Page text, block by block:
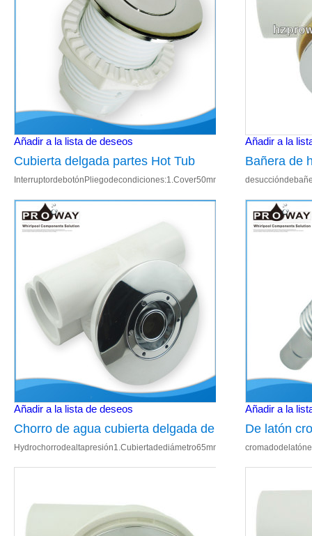
Añadir a la lista de deseos
Cubierta delgada partes Hot Tub
bañera interruptor de botón
Añadir a la
Bañera de
ventosa
Añadir a la lista de deseos
Chorro de agua cubierta delgada de
espesor bañera piezas Hydro
chorro de alta presión
Añadir a la
De latón
chorro de